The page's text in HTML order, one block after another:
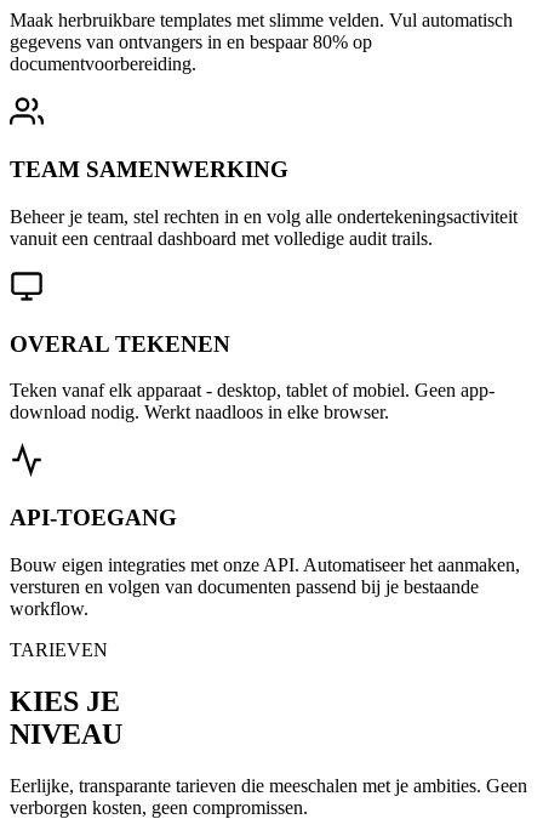
Maak herbruikbare templates met slimme velden. Vul automatisch
gegevens van ontvangers in en bespaar 80% op
documentvoorbereiding.
TEAM SAMENWERKING
Beheer je team, stel rechten in en volg alle ondertekeningsactiviteit
vanuit een centraal dashboard met volledige audit trails.
OVERAL TEKENEN
Teken vanaf elk apparaat - desktop, tablet of mobiel. Geen app-
download nodig. Werkt naadloos in elke browser.
API-TOEGANG
Bouw eigen integraties met onze API. Automatiseer het aanmaken,
versturen en volgen van documenten passend bij je bestaande
workflow.
TARIEVEN
KIES JE
NIVEAU
Eerlijke, transparante tarieven die meeschalen met je ambities. Geen
verborgen kosten, geen compromissen.